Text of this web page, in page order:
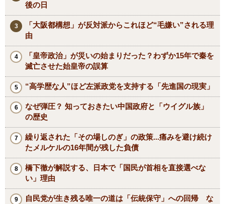
後の日
「大阪都構想」が反対派からこれほど“毛嫌い”される理
由
「皇帝政治」が災いの始まりだった？わずか15年で秦を
滅亡させた始皇帝の誤算
“高学歴な人”ほど左派政党を支持する「先進国の現実」
なぜ弾圧？ 知っておきたい中国政府と「ウイグル族」
の歴史
繰り返された「その場しのぎ」の政策...痛みを避け続け
たメルケルの16年間が残した負債
橋下徹が解説する、日本で「国民が首相を直接選べな
い」理由
自民党が生き残る唯一の道は「伝統保守」への回帰 な